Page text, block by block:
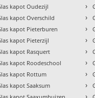
kapot Oudezijl
kapot Overschild
kapot Pieterburen
kapot Pieterzijl
kapot Rasquert
kapot Roodeschool
kapot Rottum
kapot Saaksum
›
›
›
›
›
›
›
›
›